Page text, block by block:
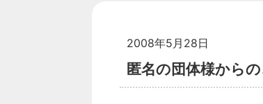
2008年5月28日
匿名の団体様から